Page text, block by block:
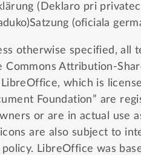
(Deklaro pri
Satzung (oficiala
otherwise specified, all
Commons Attribution-
which is
Foundation” are
or are in actual use
are also subject to
. LibreOffice was